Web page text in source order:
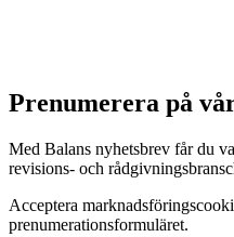
Prenumerera på
Med Balans nyhetsbrev får du
revisions- och
Acceptera
prenumerationsformuläret.